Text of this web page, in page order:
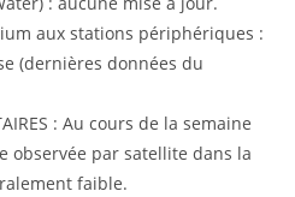
aux stations périphériques :
(dernières données du
: Au cours de la semaine
observée par satellite dans la
faible.